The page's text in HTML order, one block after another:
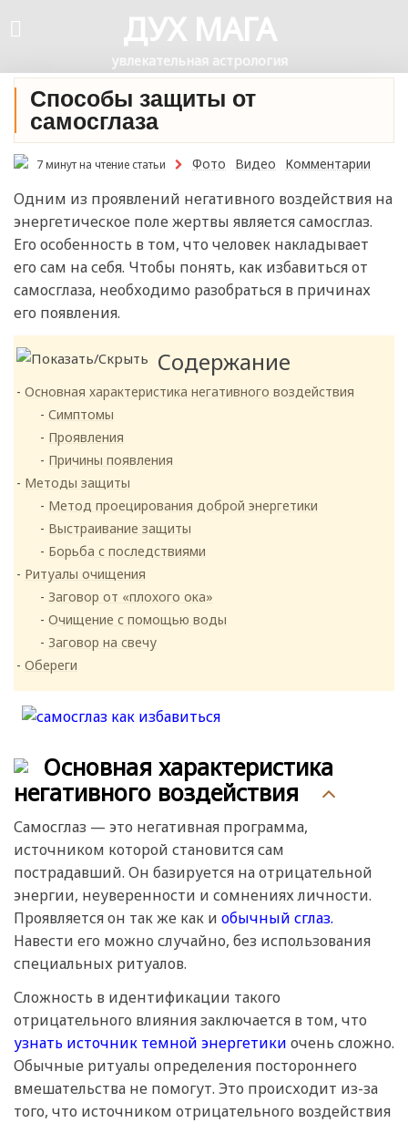
ДУХ МАГА
увлекательная астрология
Способы защиты от
самосглаза
7 минут на чтение статьи Фото Видео Комментарии
Одним из проявлений негативного воздействия на
энергетическое поле жертвы является самосглаз.
Его особенность в том, что человек накладывает
его сам на себя. Чтобы понять, как избавиться от
самосглаза, необходимо разобраться в причинах
его появления.
Содержание
Основная характеристика негативного воздействия
Симптомы
Проявления
Причины появления
Методы защиты
Метод проецирования доброй энергетики
Выстраивание защиты
Борьба с последствиями
Ритуалы очищения
Заговор от «плохого ока»
Очищение с помощью воды
Заговор на свечу
Обереги
Основная характеристика
негативного воздействия
Самосглаз — это негативная программа,
источником которой становится сам
пострадавший. Он базируется на отрицательной
энергии, неуверенности и сомнениях личности.
Проявляется он так же как и обычный сглаз.
Навести его можно случайно, без использования
специальных ритуалов.
Сложность в идентификации такого
отрицательного влияния заключается в том, что
узнать источник темной энергетики очень сложно.
Обычные ритуалы определения постороннего
вмешательства не помогут. Это происходит из-за
того, что источником отрицательного воздействия